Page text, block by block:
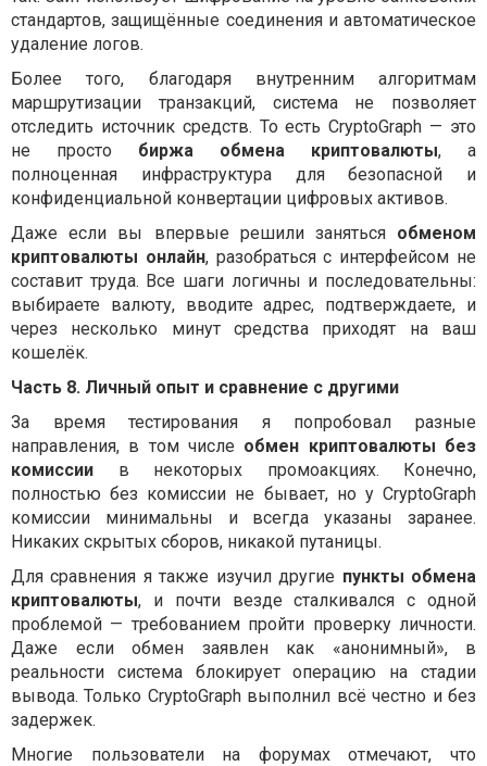
стандартов, защищённые соединения и автоматическое
удаление логов.
Более того, благодаря внутренним алгоритмам
маршрутизации транзакций, система не позволяет
отследить источник средств. То есть CryptoGraph — это
не просто биржа обмена криптовалюты, а
полноценная инфраструктура для безопасной и
конфиденциальной конвертации цифровых активов.
Даже если вы впервые решили заняться обменом
криптовалюты онлайн, разобраться с интерфейсом не
составит труда. Все шаги логичны и последовательны:
выбираете валюту, вводите адрес, подтверждаете, и
через несколько минут средства приходят на ваш
кошелёк.
Часть 8. Личный опыт и сравнение с другими
За время тестирования я попробовал разные
направления, в том числе обмен криптовалюты без
комиссии в некоторых промоакциях. Конечно,
полностью без комиссии не бывает, но у CryptoGraph
комиссии минимальны и всегда указаны заранее.
Никаких скрытых сборов, никакой путаницы.
Для сравнения я также изучил другие пункты обмена
криптовалюты, и почти везде сталкивался с одной
проблемой — требованием пройти проверку личности.
Даже если обмен заявлен как «анонимный», в
реальности система блокирует операцию на стадии
вывода. Только CryptoGraph выполнил всё честно и без
задержек.
Многие пользователи на форумах отмечают, что